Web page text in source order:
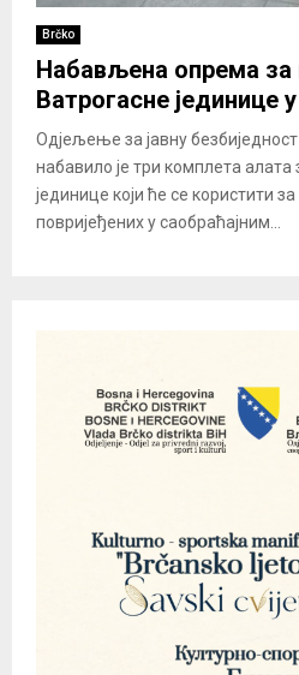
Brčko
Набављена опрема за
Ватрогасне јединице
Одјељење за јавну
набавило је три комплета алата
јединице који ће се користити
повријеђених у саобраћајним...